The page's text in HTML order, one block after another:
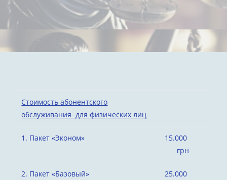
Стоимость абонентского
обслуживания для физических лиц
1. Пакет «Эконом»
15.000
грн
2. Пакет «Базовый»
25.000